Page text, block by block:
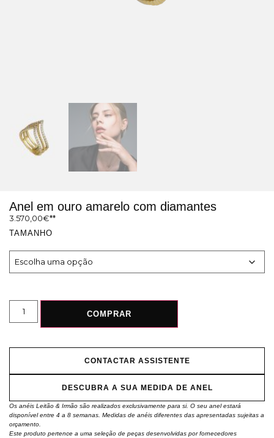
Anel em ouro amarelo com diamantes
3.570,00€
TAMANHO
COMPRAR
CONTACTAR ASSISTENTE
DESCUBRA A SUA MEDIDA DE ANEL
Os anéis Leitão & Irmão são realizados exclusivamente para si. O seu anel estará
disponível entre 4 a 8 semanas. Medidas de anéis diferentes das apresentadas sujeitas a
orçamento.
Este produto pertence a uma seleção de peças desenvolvidas por fornecedores